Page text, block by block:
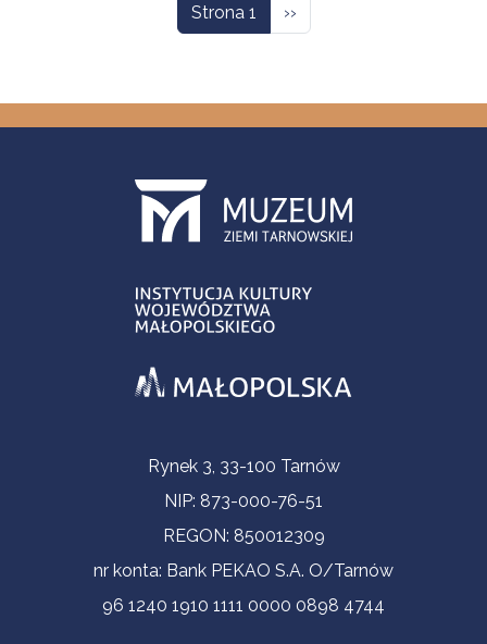
Strona 1 Następna strona
››
Informacje kontaktoweRynek 3, 33-100 Tarnów
NIP: 873-000-76-51
REGON: 850012309
nr konta: Bank PEKAO S.A. O/Tarnów
96 1240 1910 1111 0000 0898 4744